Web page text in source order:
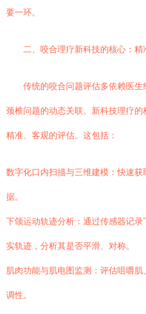
要一环。
二、咬合理疗新科技的核心：
传统的咬合问题评估多依赖医
颈椎问题的动态关联。新科技理疗
精准、客观的评估。这包括：
数字化口内扫描与三维建模：快速
据。
下颌运动轨迹分析：通过传感器记
实轨迹，分析其是否平滑、对称。
肌肉功能与肌电图监测：评估咀嚼
调性。